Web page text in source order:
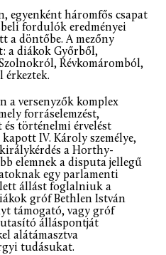
egyenként háromfős csapat
fordulók eredményei
a döntőbe. A mezőny
a diákok Győrből,
Révkomáromból,
érkeztek.
a versenyzők komplex
forráselemzést,
történelmi érvelést
IV. Károly személye,
a Horthy-
elemnek a disputa jellegű
egy parlamenti
állást foglalniuk a
gróf Bethlen István
támogató, vagy gróf
álláspontját
alátámasztva
tudásukat.